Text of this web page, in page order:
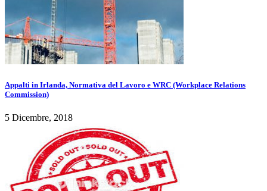
Appalti in Irlanda, Normativa del Lavoro e WRC (Workplace Relations
Commission)
5 Dicembre, 2018